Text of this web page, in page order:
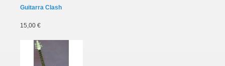
Guitarra Clash
15,00 €